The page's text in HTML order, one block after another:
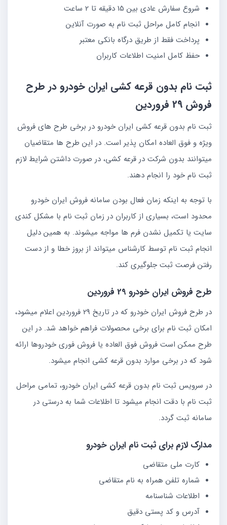
شروع سفارش عادی بین 15 دقیقه تا 2 ساعت
انجام کامل مراحل ثبت نام به صورت آنلاین
پرداخت فقط از طریق درگاه بانکی معتبر
حفظ کامل امنیت اطلاعات کاربران
ثبت نام بدون قرعه کشی ایران خودرو در طرح
فروش 29 فروردین
ثبت نام بدون قرعه کشی ایران خودرو در برخی طرح های فروش
ویژه و فوق العاده امکان پذیر است. در این طرح ها متقاضیان
میتوانند بدون شرکت در قرعه کشی، در صورت داشتن شرایط لازم
ثبت نام خود را انجام دهند.
با توجه به اینکه زمان فعال بودن سامانه فروش ایران خودرو
محدود است، بسیاری از کاربران در زمان ثبت نام با مشکل کندی
سایت یا تکمیل نشدن فرم ها مواجه میشوند. به همین دلیل
انجام ثبت نام توسط کارشناس میتواند از بروز خطا و از دست
رفتن فرصت ثبت جلوگیری کند.
طرح فروش ایران خودرو 29 فروردین
در طرح فروش ایران خودرو که در تاریخ 29 فروردین اعلام میشود،
امکان ثبت نام برای برخی محصولات فراهم خواهد شد. در این
طرح ممکن است فروش فوق العاده یا فروش فوری خودروها ارائه
شود که در برخی موارد بدون قرعه کشی انجام میشود.
در سرویس ثبت نام بدون قرعه کشی ایران خودرو، تمامی مراحل
ثبت نام با دقت انجام میشود تا اطلاعات شما به درستی در
سامانه ثبت گردد.
مدارک لازم برای ثبت نام ایران خودرو
کارت ملی متقاضی
شماره تلفن همراه به نام متقاضی
اطلاعات شناسنامه
آدرس و کد پستی دقیق